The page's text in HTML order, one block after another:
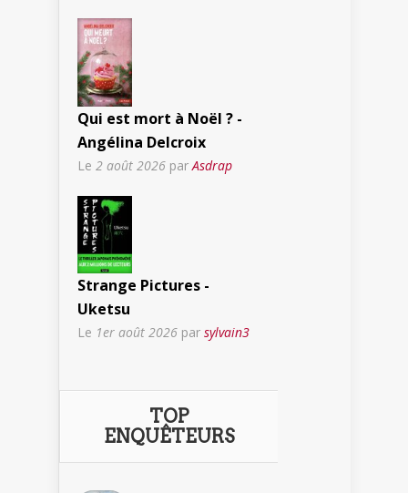
Qui est mort à Noël ? -
Angélina Delcroix
Le 2 août 2026 par Asdrap
Strange Pictures -
Uketsu
Le 1er août 2026 par sylvain3
TOP
ENQUÊTEURS